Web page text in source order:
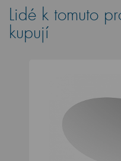
Lidé k tomuto
kupují